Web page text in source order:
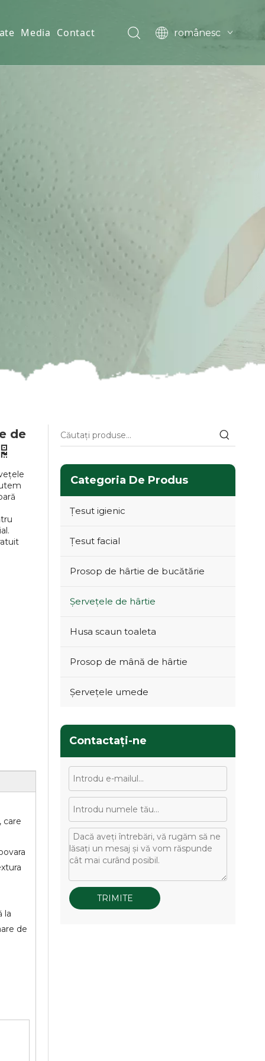
Media Contact
românesc
العربية
de
care
la
de
Categoria De Produs
Țesut igienic
Țesut facial
Prosop de hârtie de bucătărie
Șervețele de hârtie
Husa scaun toaleta
Prosop de mână de hârtie
Șervețele umede
Contactaţi-ne
TRIMITE